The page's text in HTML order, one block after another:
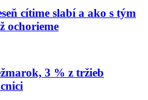
cítime slabí a ako s tým
ochorieme
3 % z tržieb